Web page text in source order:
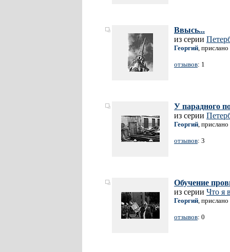
Ввысь...
из серии
Георгий,
отзывов: 1
У парадного
из серии
Георгий,
отзывов: 3
Обучение
из серии Что я
Георгий,
отзывов: 0